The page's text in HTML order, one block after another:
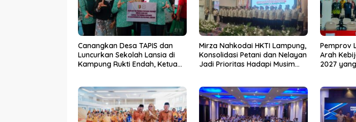
Canangkan Desa TAPIS dan
Luncurkan Sekolah Lansia di
Kampung Rukti Endah, Ketua
dari Desa
Mirza Nahkodai HKTI Lampung,
Konsolidasi Petani dan Nelayan
Jadi Prioritas Hadapi Musim
Pemprov
Arah
2027